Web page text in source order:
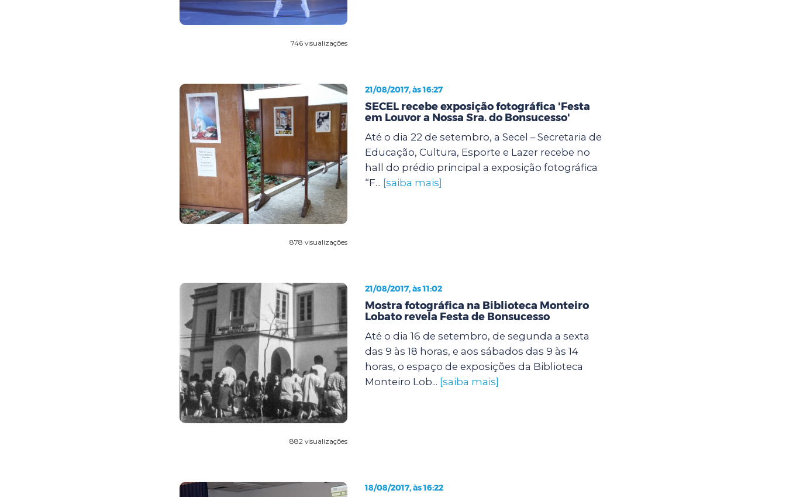
746 visualizações
878 visualizações
21/08/2017, às 16:27
SECEL recebe exposição fotográfica 'Festa
em Louvor a Nossa Sra. do Bonsucesso'
Até o dia 22 de setembro, a Secel – Secretaria de
Educação, Cultura, Esporte e Lazer recebe no
hall do prédio principal a exposição fotográfica
“F... [saiba mais]
882 visualizações
21/08/2017, às 11:02
Mostra fotográfica na Biblioteca Monteiro
Lobato revela Festa de Bonsucesso
Até o dia 16 de setembro, de segunda a sexta
das 9 às 18 horas, e aos sábados das 9 às 14
horas, o espaço de exposições da Biblioteca
Monteiro Lob... [saiba mais]
18/08/2017, às 16:22